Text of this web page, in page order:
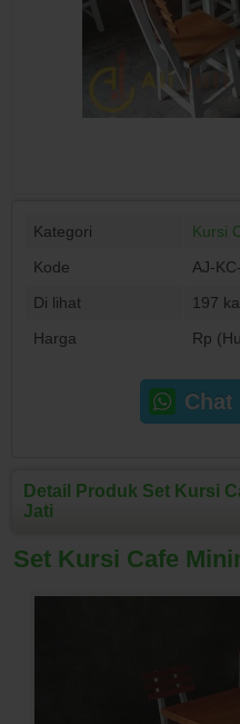
Kategori
Kursi
Kode
AJ-
Di lihat
197
Harga
Rp
Chat
Detail Produk Set Kursi
Jati
Set Kursi Cafe